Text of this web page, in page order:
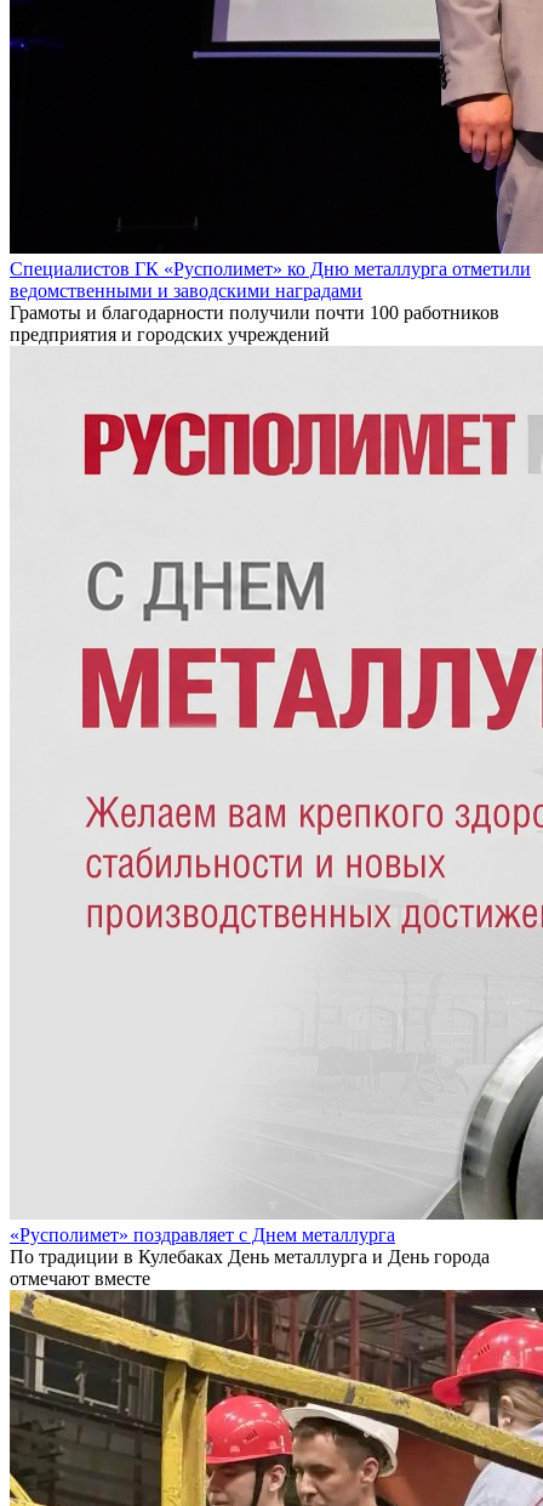
Специалистов ГК «Русполимет» ко Дню металлурга отметили
ведомственными и заводскими наградами
Грамоты и благодарности получили почти 100 работников
предприятия и городских учреждений
«Русполимет» поздравляет с Днем металлурга
По традиции в Кулебаках День металлурга и День города
отмечают вместе